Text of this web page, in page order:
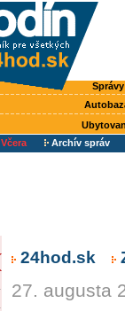
Správy
Včera Archív správ
24hod.sk
27. augusta